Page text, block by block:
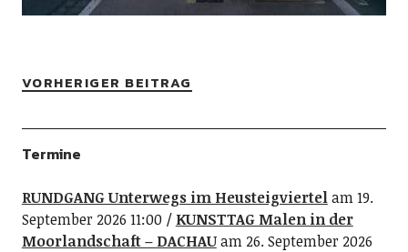
VORHERIGER BEITRAG
Termine
RUNDGANG Unterwegs im Heusteigviertelam 19.
September 2026 11:00
KUNSTTAG Malen in der
Moorlandschaft – DACHAUam 26. September 2026